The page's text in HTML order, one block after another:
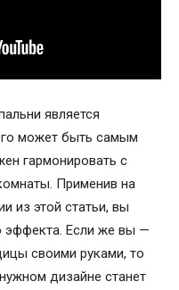
является
может быть самым
гармонировать с
Применив на
из этой статьи, вы
эффекта. Если же вы —
своими руками, то
дизайне станет